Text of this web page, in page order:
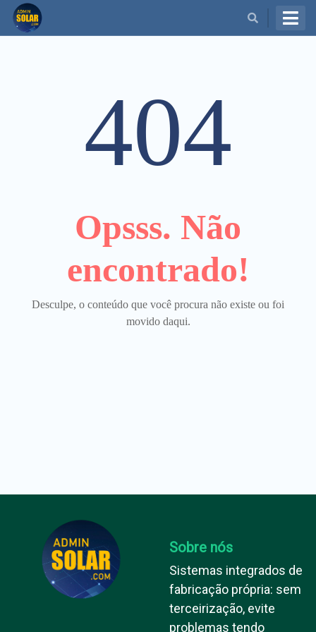
404
Opsss. Não
encontrado!
Desculpe, o conteúdo que você procura não existe ou foi
movido daqui.
Sobre nós
Sistemas integrados de
fabricação própria: sem
terceirização, evite
problemas tendo